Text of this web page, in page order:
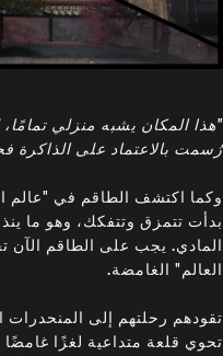
"هذا المكان يشبه منزلي
رُسمت بالاعتماد على
وكما اكتشف الطاقم في "عالم
بدأت تتمزق وتتفكك، وهو ما
المادي. يجب على الطاقم الآن
العالم" الغامضة.
تقودهم رحلتهم إلى المنحدرات
تحوي قلعة متداعية لغزًا